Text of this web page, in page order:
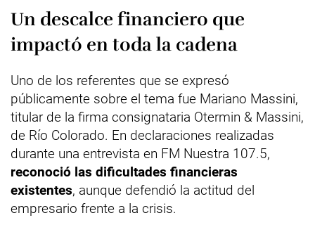
Un descalce financiero que
impactó en toda la cadena
Uno de los referentes que se expresó
públicamente sobre el tema fue Mariano Massini,
titular de la firma consignataria Otermin & Massini,
de Río Colorado. En declaraciones realizadas
durante una entrevista en FM Nuestra 107.5,
reconoció las dificultades financieras
existentes, aunque defendió la actitud del
empresario frente a la crisis.